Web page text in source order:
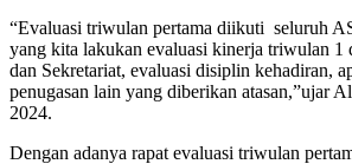
“Evaluasi triwulan pertama diikuti seluruh
yang kita lakukan evaluasi kinerja triwulan
dan Sekretariat, evaluasi disiplin kehadiran,
penugasan lain yang diberikan atasan,”ujar
2024.
Dengan adanya rapat evaluasi triwulan